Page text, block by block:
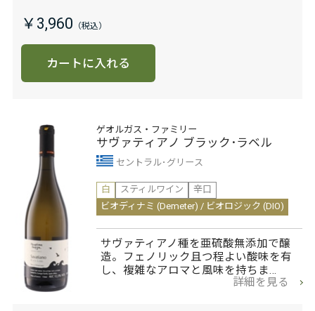
￥3,960
カートに入れる
ゲオルガス・ファミリー
サヴァティアノ ブラック･ラベル
セントラル･グリース
白
スティルワイン
辛口
ビオディナミ (Demeter) / ビオロジック (DIO)
サヴァティアノ種を亜硫酸無添加で醸
造。フェノリック且つ程よい酸味を有
し、複雑なアロマと風味を持ちま…
詳細を見る